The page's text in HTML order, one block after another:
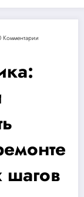
Комментарии
шагов